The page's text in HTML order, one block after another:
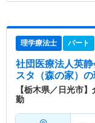
理学療法士 パート
社団医療法人英
スタ（森の家） の
【栃木県／日光市
勤